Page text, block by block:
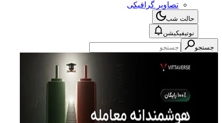
تصاویر گرافیکی
حالت شب
نوتیفیکیشن
جستجو